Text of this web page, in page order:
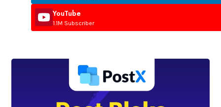
YouTube
1.1M Subscriber